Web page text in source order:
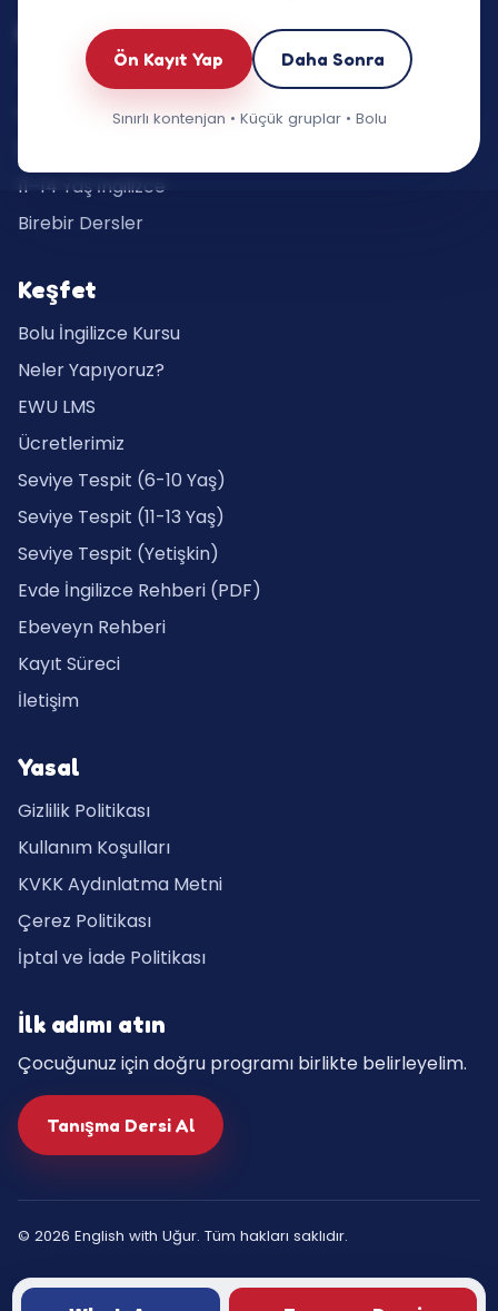
Ön Kayıt Yap Daha Sonra
Sınırlı kontenjan • Küçük gruplar • Bolu
Eğitimlerimiz
Oyun Grupları (3–5 yaş)
6–7 Yaş İngilizce
11–14 Yaş İngilizce
Birebir Dersler
Keşfet
Bolu İngilizce Kursu
Neler Yapıyoruz?
EWU LMS
Ücretlerimiz
Seviye Tespit (6-10 Yaş)
Seviye Tespit (11-13 Yaş)
Seviye Tespit (Yetişkin)
Evde İngilizce Rehberi (PDF)
Ebeveyn Rehberi
Kayıt Süreci
İletişim
Yasal
Gizlilik Politikası
Kullanım Koşulları
KVKK Aydınlatma Metni
Çerez Politikası
İptal ve İade Politikası
İlk adımı atın
Çocuğunuz için doğru programı birlikte belirleyelim.
Tanışma Dersi Al
© 2026 English with Uğur. Tüm hakları saklıdır.